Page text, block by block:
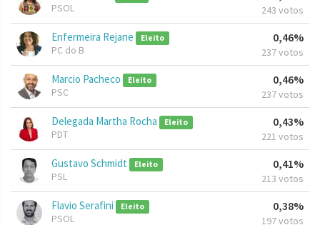
PSOL 243 votos
Enfermeira Rejane Eleito
PC do B
0,46%
237 votos
Marcio Pacheco Eleito
PSC
0,46%
237 votos
Delegada Martha Rocha Eleito
PDT
0,43%
221 votos
Gustavo Schmidt Eleito
PSL
0,41%
213 votos
Flavio Serafini Eleito
PSOL
0,38%
197 votos